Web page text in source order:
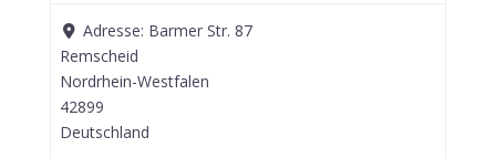
Adresse: Barmer Str. 87
Remscheid
Nordrhein-Westfalen
42899
Deutschland